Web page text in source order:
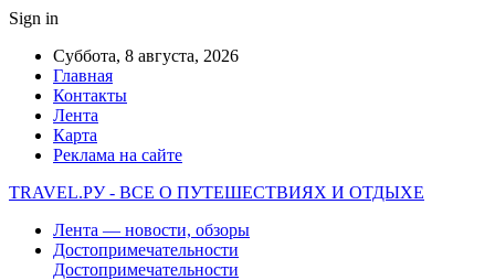
Sign in
Суббота, 8 августа, 2026
Главная
Контакты
Лента
Карта
Реклама на сайте
TRAVEL.РУ - ВСЕ О ПУТЕШЕСТВИЯХ И ОТДЫХЕ
Лента — новости, обзоры
Достопримечательности
Достопримечательности